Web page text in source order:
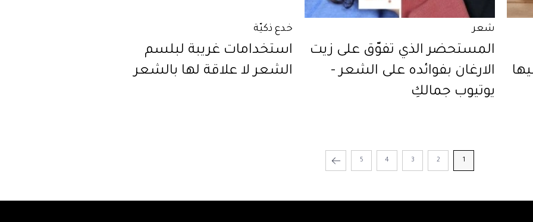
شعر
المستحضر الذي تفوّق على زيت
الارغان بفوائده على الشعر -
يوتيوب جمالكِ
خدع ذكيّة
استخدامات غريبة لبلسم
الشعر لا علاقة لها بالشعر
1
2
3
4
5